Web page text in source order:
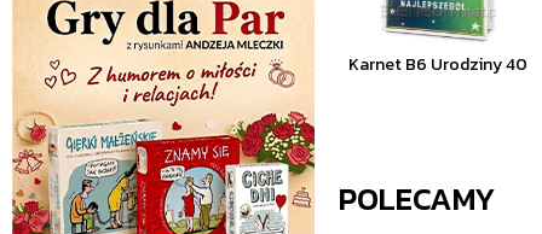
Karnet B6 Urodziny 40
POLECAMY